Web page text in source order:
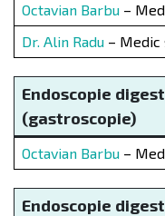
Octavian Barbu –
Dr. Alin Radu –
Endoscopie
(gastroscopie)
Octavian Barbu –
Endoscopie